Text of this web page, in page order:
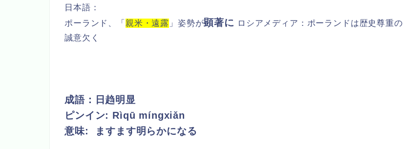
日本語：
ポーランド、「 親米・遠露 」姿勢が顕著に ロシアメディア：ポーランドは歴史尊重の
誠意欠く
成語：日趋明显
ピンイン: Rìqū míngxiǎn
意味: ますます明らかになる